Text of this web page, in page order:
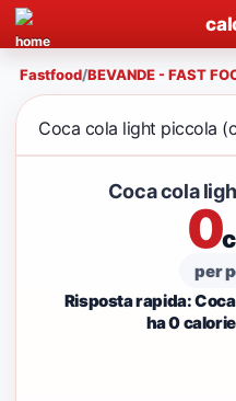
Fastfood/BEVANDE - FAST
Coca cola light piccola
Coca cola
0
per
Risposta rapida:
ha 0